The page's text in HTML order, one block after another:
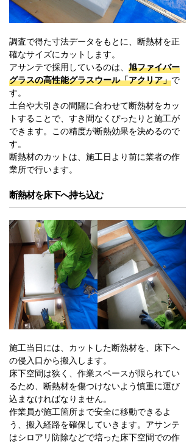
調査で得た寸法データをもとに、断熱材を正
確なサイズにカットします。
アサンテで採用しているのは、 旭ファイバー
グラスの高性能グラスウール「アクリア」で
す。
土台や大引きの間隔に合わせて断熱材をカッ
トすることで、すき間なくぴったりと施工が
できます。この精度が断熱効果を決めるので
す。
断熱材のカットは、施工日より前に業者の作
業所で行います。
断熱材を床下へ持ち込む
施工当日には、カットした断熱材を、床下へ
の侵入口から搬入します。
床下空間は狭く、作業スペースが限られてい
るため、断熱材を傷つけないよう慎重に運び
込まなければなりません。
作業員が施工箇所まで安全に移動できるよ
う、搬入経路を確保していきます。アサンテ
はシロアリ防除などで培った床下空間での作